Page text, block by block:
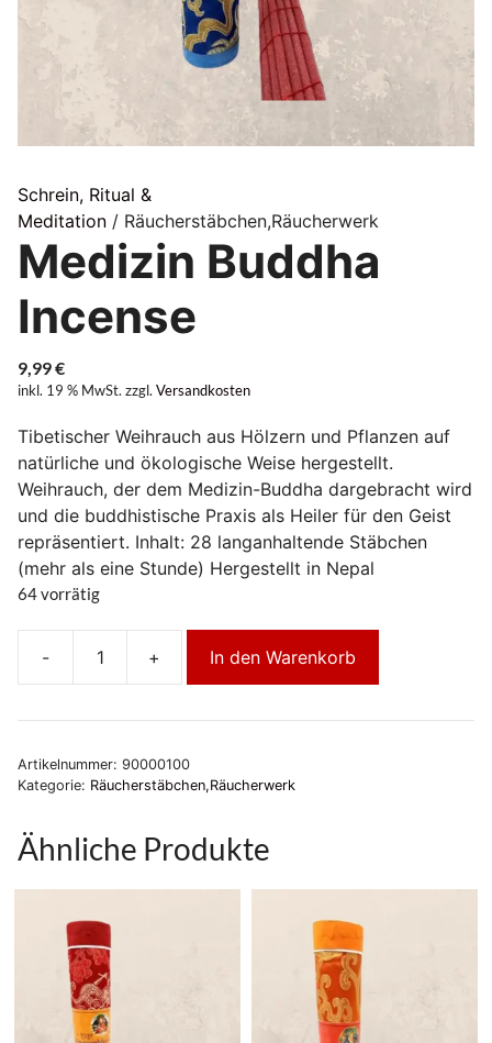
Schrein, Ritual &
Meditation / Räucherstäbchen,Räucherwerk
Medizin Buddha
Incense
9,99€
inkl. 19 % MwSt. zzgl. Versandkosten
Tibetischer Weihrauch aus Hölzern und Pflanzen auf
natürliche und ökologische Weise hergestellt.
Weihrauch, der dem Medizin-Buddha dargebracht wird
und die buddhistische Praxis als Heiler für den Geist
repräsentiert. Inhalt: 28 langanhaltende Stäbchen
(mehr als eine Stunde) Hergestellt in Nepal
64 vorrätig
-
Medizin
Incense
+ In den Warenkorb
Artikelnummer: 90000100
Kategorie: Räucherstäbchen,Räucherwerk
Ähnliche Produkte